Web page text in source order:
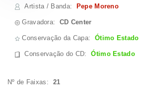
Artista / Banda: Pepe Moreno
Gravadora: CD Center
Conservação da Capa: Ótimo Estado
Conservação do CD:Ótimo Estado
Nº de Faixas: 21